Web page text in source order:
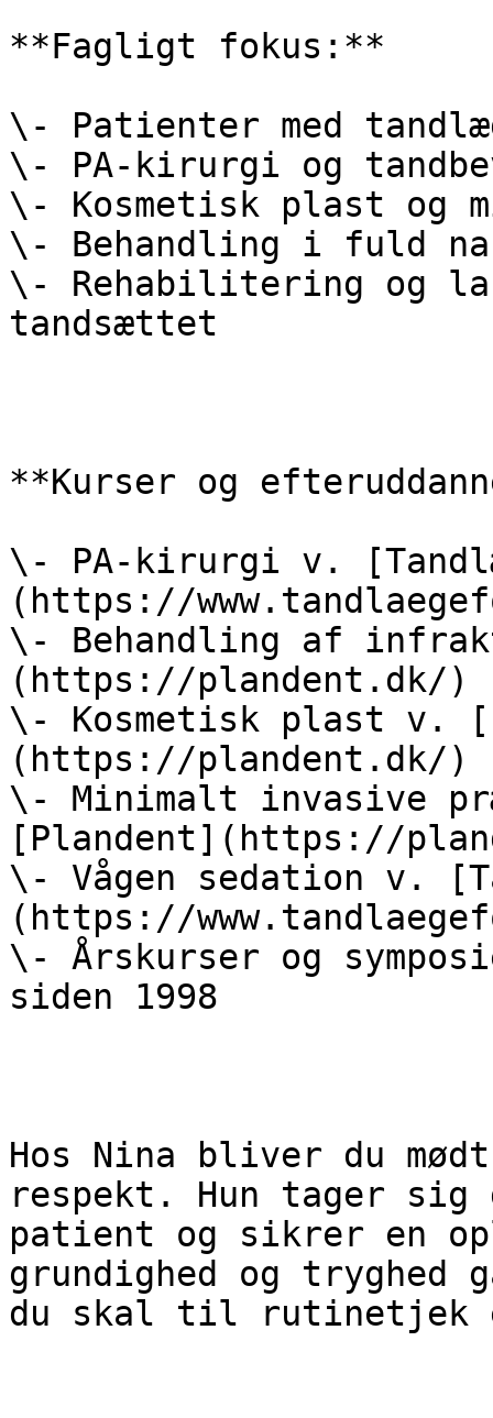
**Fagligt fokus:**‍
\- Patienter med
\- PA-kirurgi og
\- Kosmetisk plast og
\- Behandling i fuld
\- Rehabilitering og
tandsættet
**Kurser og
\- PA-kirurgi v.
(https://
\- Behandling af
(https://
\- Kosmetisk plast v.
(https://
\- Minimalt invasive
[Plandent](https://
\- Vågen sedation v.
(https://
\- Årskurser og
siden 1998
Hos Nina bliver du mødt
respekt. Hun tager
patient og sikrer en
grundighed og tryghed
du skal til rutinetjek